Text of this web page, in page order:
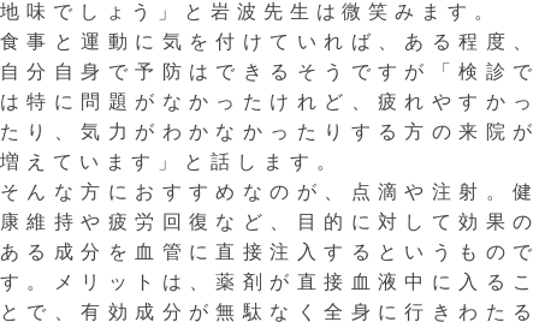
地味でしょう」と岩波先生は微笑みます。
食事と運動に気を付けていれば、ある程度、
自分自身で予防はできるそうですが「検診で
は特に問題がなかったけれど、疲れやすかっ
たり、気力がわかなかったりする方の来院が
増えています」と話します。
そんな方におすすめなのが、点滴や注射。健
康維持や疲労回復など、目的に対して効果の
ある成分を血管に直接注入するというもので
す。メリットは、薬剤が直接血液中に入るこ
とで、有効成分が無駄なく全身に行きわたる